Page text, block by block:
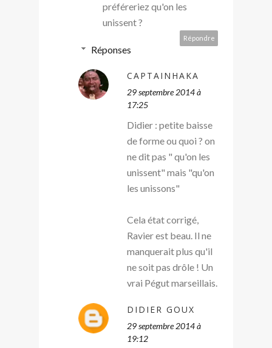
préféreriez qu'on les
unissent ?
Répondre
Réponses
CAPTAINHAKA
29 septembre 2014 à
17:25
Didier : petite baisse
de forme ou quoi ? on
ne dit pas " qu'on les
unissent" mais "qu'on
les unissons"
Cela état corrigé,
Ravier est beau. Il ne
manquerait plus qu'il
ne soit pas drôle ! Un
vrai Pégut marseillais.
DIDIER GOUX
29 septembre 2014 à
19:12